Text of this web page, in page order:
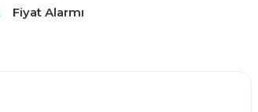
Fiyat Alarmı